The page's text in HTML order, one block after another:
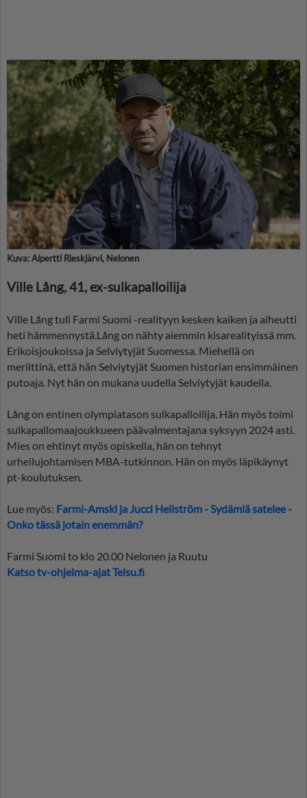
Kuva: Alpertti Rieskjärvi, Nelonen
Ville Lång, 41, ex-sulkapalloilija
Ville Lång tuli Farmi Suomi -realityyn kesken kaiken ja aiheutti
heti hämmennystä.Lång on nähty aiemmin kisarealityissä mm.
Erikoisjoukoissa ja Selviytyjät Suomessa. Miehellä on
meriittinä, että hän Selviytyjät Suomen historian ensimmäinen
putoaja. Nyt hän on mukana uudella Selviytyjät kaudella.
Lång on entinen olympiatason sulkapalloilija. Hän myös toimi
sulkapallomaajoukkueen päävalmentajana syksyyn 2024 asti.
Mies on ehtinyt myös opiskella, hän on tehnyt
urheilujohtamisen MBA-tutkinnon. Hän on myös läpikäynyt
pt-koulutuksen.
Lue myös: Farmi-Amski ja Jucci Hellström - Sydämiä satelee -
Onko tässä jotain enemmän?
Farmi Suomi to klo 20.00 Nelonen ja Ruutu
Katso tv-ohjelma-ajat Telsu.fi